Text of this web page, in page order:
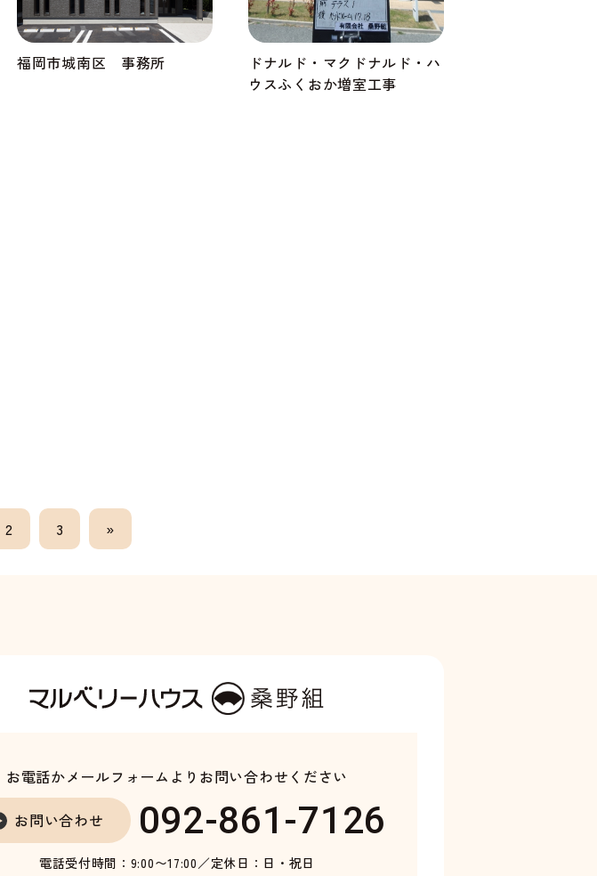
福岡市城南区 事務所
ドナルド・マクドナルド・ハ
ウスふくおか増室工事
2 3 »
お電話かメールフォームより お問い合わせください
お問い合わせ 092-861-7126
電話受付時間：9:00〜17:00／定休日：日・祝日